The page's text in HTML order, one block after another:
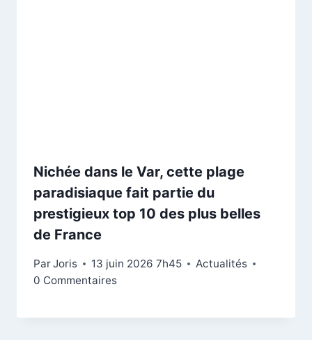
Nichée dans le Var, cette plage
paradisiaque fait partie du
prestigieux top 10 des plus belles
de France
ParJoris 13 juin 2026 7h45
Actualités
0 Commentaires